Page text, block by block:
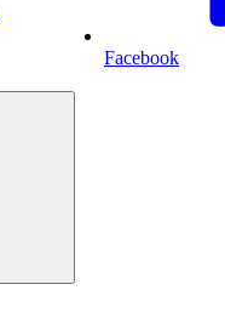
Facebook